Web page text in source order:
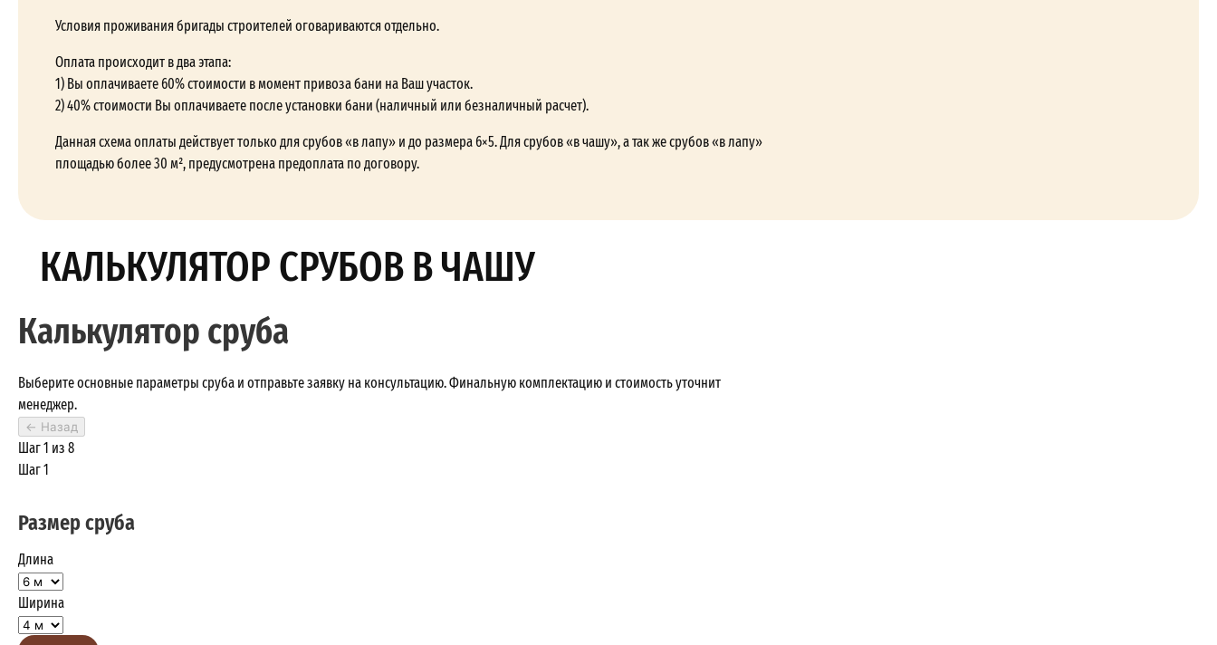
Условия проживания бригады строителей оговариваются отдельно.
Оплата происходит в два этапа:
1) Вы оплачиваете 60% стоимости в момент привоза бани на Ваш участок.
2) 40% стоимости Вы оплачиваете после установки бани (наличный или безналичный расчет).
Данная схема оплаты действует только для срубов «в лапу» и до размера 6×5. Для срубов «в чашу», а так же срубов «в лапу»
площадью более 30 м², предусмотрена предоплата по договору.
КАЛЬКУЛЯТОР СРУБОВ В ЧАШУ
Калькулятор сруба
Выберите основные параметры сруба и отправьте заявку на консультацию. Финальную комплектацию и стоимость уточнит
менеджер.
← Назад
Шаг 1 из 8
Шаг 1
Размер сруба
Длина
Ширина